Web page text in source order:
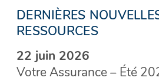
DERNIÈRES
RESSOURCES
22 juin 2026
Votre Assurance – Été